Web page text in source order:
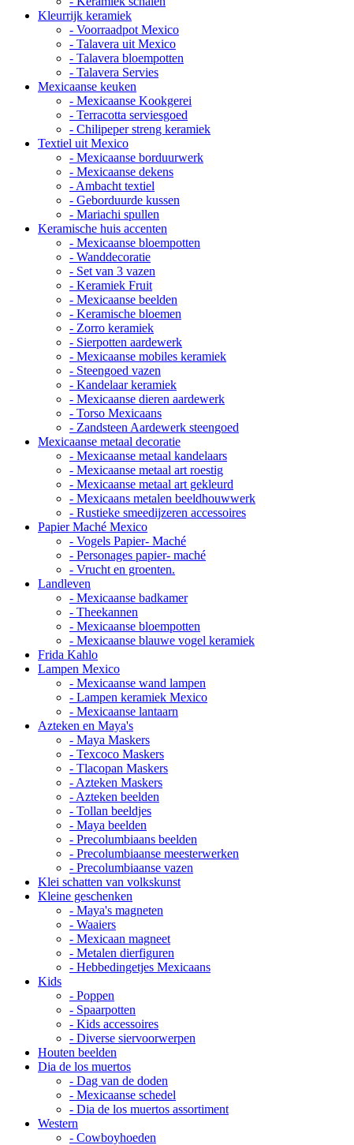
Kleurrijk keramiek
- Voorraadpot Mexico
- Talavera uit Mexico
- Talavera bloempotten
- Talavera Servies
Mexicaanse keuken
- Mexicaanse Kookgerei
- Terracotta serviesgoed
- Chilipeper streng keramiek
Textiel uit Mexico
- Mexicaanse borduurwerk
- Mexicaanse dekens
- Ambacht textiel
- Geborduurde kussen
- Mariachi spullen
Keramische huis accenten
- Mexicaanse bloempotten
- Wanddecoratie
- Set van 3 vazen
- Keramiek Fruit
- Mexicaanse beelden
- Keramische bloemen
- Zorro keramiek
- Sierpotten aardewerk
- Mexicaanse mobiles keramiek
- Steengoed vazen
- Kandelaar keramiek
- Mexicaanse dieren aardewerk
- Torso Mexicaans
- Zandsteen Aardewerk steengoed
Mexicaanse metaal decoratie
- Mexicaanse metaal kandelaars
- Mexicaanse metaal art roestig
- Mexicaanse metaal art gekleurd
- Mexicaans metalen beeldhouwwerk
- Rustieke smeedijzeren accessoires
Papier Maché Mexico
- Vogels Papier- Maché
- Personages papier- maché
- Vrucht en groenten.
Landleven
- Mexicaanse badkamer
- Theekannen
- Mexicaanse bloempotten
- Mexicaanse blauwe vogel keramiek
Frida Kahlo
Lampen Mexico
- Mexicaanse wand lampen
- Lampen keramiek Mexico
- Mexicaanse lantaarn
Azteken en Maya's
- Maya Maskers
- Texcoco Maskers
- Tlacopan Maskers
- Azteken Maskers
- Azteken beelden
- Tollan beeldjes
- Maya beelden
- Precolumbiaans beelden
- Precolumbiaanse meesterwerken
- Precolumbiaanse vazen
Klei schatten van volkskunst
Kleine geschenken
- Maya's magneten
- Waaiers
- Mexicaan magneet
- Metalen dierfiguren
- Hebbedingetjes Mexicaans
Kids
- Poppen
- Spaarpotten
- Kids accessoires
- Diverse siervoorwerpen
Houten beelden
Dia de los muertos
- Dag van de doden
- Mexicaanse schedel
- Dia de los muertos assortiment
Western
- Cowboyhoeden